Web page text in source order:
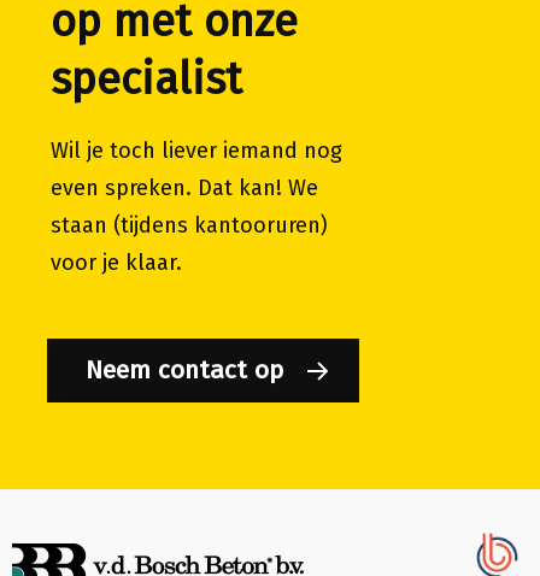
op met onze
specialist
Wil je toch liever iemand nog
even spreken. Dat kan! We
staan (tijdens kantooruren)
voor je klaar.
Neem contact op